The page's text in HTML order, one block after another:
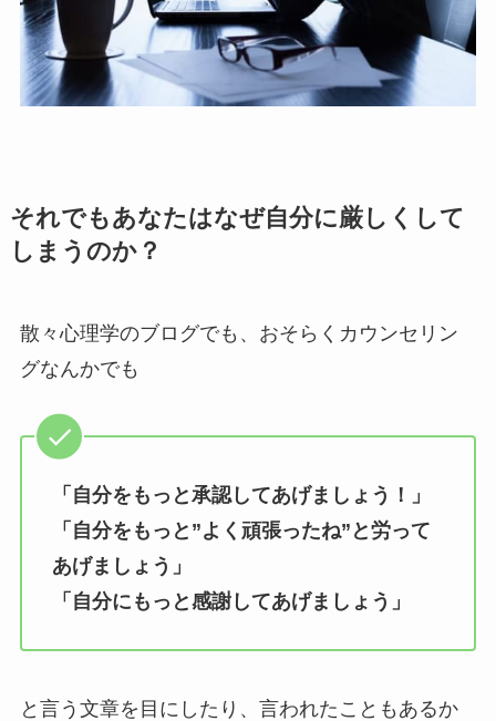
それでもあなたはなぜ自分に厳しくして
しまうのか？
散々心理学のブログでも、おそらくカウンセリン
グなんかでも
「自分をもっと承認してあげましょう！」
「自分をもっと”よく頑張ったね”と労って
あげましょう」
「自分にもっと感謝してあげましょう」
と言う文章を目にしたり、言われたこともあるか